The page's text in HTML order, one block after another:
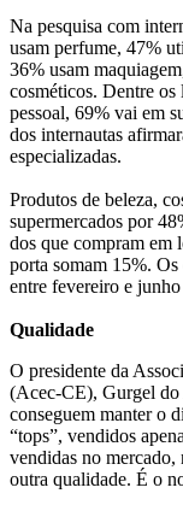
Na pesquisa com
usam perfume, 47%
36% usam
cosméticos. Dentre
pessoal, 69% vai em
dos internautas
especializadas.
Produtos de beleza,
supermercados por
dos que compram em
porta somam 15%.
entre fevereiro e junho
Qualidade
O presidente da
(Acec-CE), Gurgel do
conseguem manter o
“tops”, vendidos
vendidas no mercado,
outra qualidade. É o